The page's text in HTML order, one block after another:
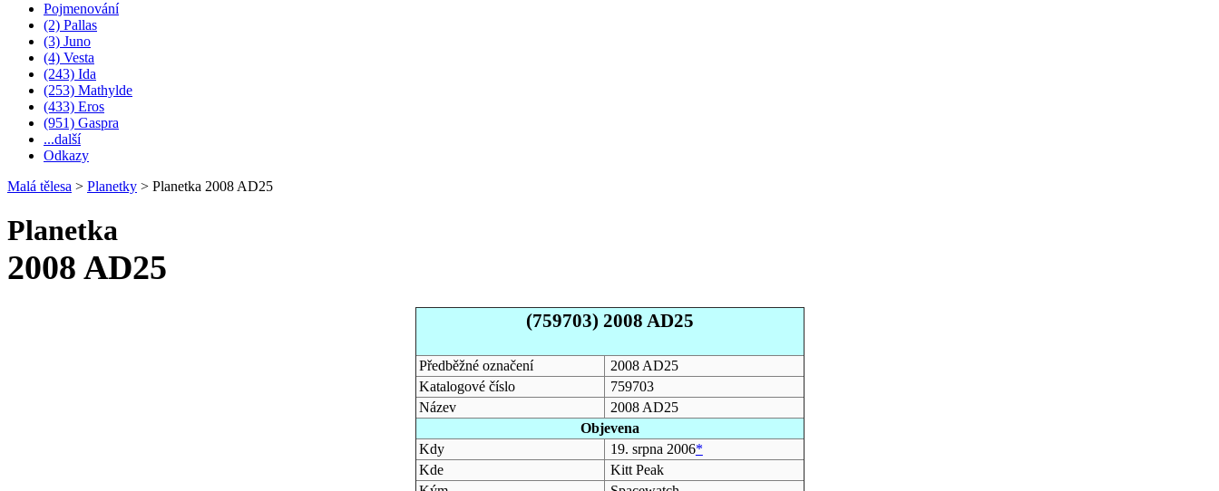
Pojmenování
(2) Pallas
(3) Juno
(4) Vesta
(243) Ida
(253) Mathylde
(433) Eros
(951) Gaspra
...další
Odkazy
Malá tělesa > Planetky > Planetka 2008 AD25
Planetka
2008 AD25
(759703) 2008 AD25
Předběžné označení
2008 AD25
Katalogové číslo
759703
Název
2008 AD25
Objevena
Kdy
19. srpna 2006*
Kde
Kitt Peak